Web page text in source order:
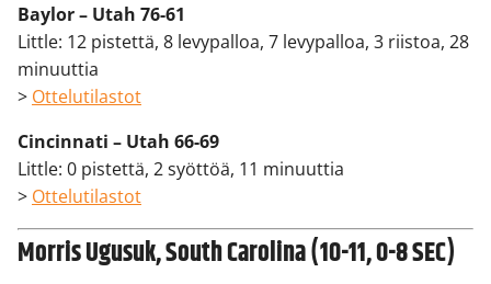
Baylor – Utah 76-61
Little: 12 pistettä, 8 levypalloa, 7 levypalloa, 3 riistoa, 28
minuuttia
> Ottelutilastot
Cincinnati – Utah 66-69
Little: 0 pistettä, 2 syöttöä, 11 minuuttia
> Ottelutilastot
Morris Ugusuk, South Carolina (10-11, 0-8 SEC)